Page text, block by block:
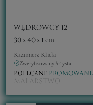
WĘDROWCY 12
30 x 40 x 1 cm
Kazimierz Klicki
Zweryfikowany Artysta
POLECANE PROMOWANE
MALARSTWO